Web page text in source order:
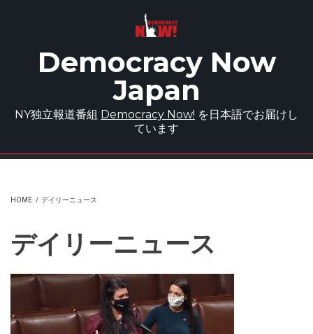
Democracy Now
Japan
NY独立報道番組 Democracy Now! を日本語でお届けし
ています
HOME / デイリーニュース
デイリーニュース